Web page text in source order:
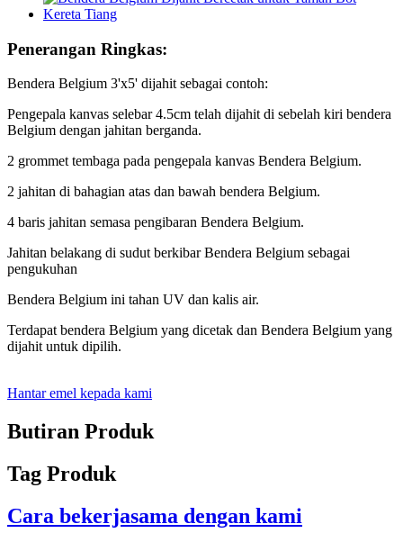
Penerangan Ringkas:
Bendera Belgium 3'x5' dijahit sebagai contoh:
Pengepala kanvas selebar 4.5cm telah dijahit di sebelah kiri bendera
Belgium dengan jahitan berganda.
2 grommet tembaga pada pengepala kanvas Bendera Belgium.
2 jahitan di bahagian atas dan bawah bendera Belgium.
4 baris jahitan semasa pengibaran Bendera Belgium.
Jahitan belakang di sudut berkibar Bendera Belgium sebagai
pengukuhan
Bendera Belgium ini tahan UV dan kalis air.
Terdapat bendera Belgium yang dicetak dan Bendera Belgium yang
dijahit untuk dipilih.
Hantar emel kepada kami
Butiran Produk
Tag Produk
Cara bekerjasama dengan kami